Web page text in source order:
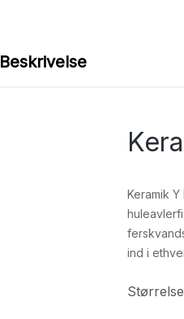
Beskrivelse
Keramik
ind i